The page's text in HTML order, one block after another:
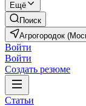
Ещё
Поиск
Войти
Войти
Создать резюме
Статьи